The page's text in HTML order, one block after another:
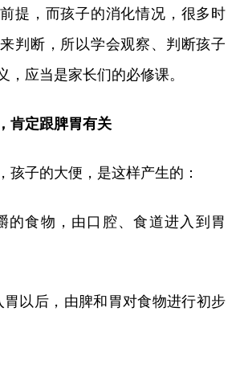
提，而孩子的消化情况，很多时
判断，所以学会观察、判断孩子
，应当是家长们的必修课。
肯定跟脾胃有关
孩子的大便，是这样产生的：
的食物，由口腔、食道进入到胃
胃以后，由脾和胃对食物进行初步